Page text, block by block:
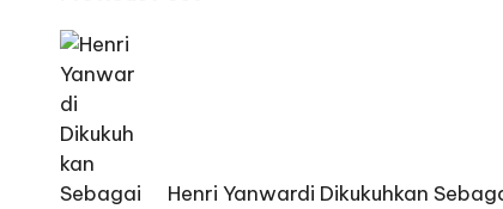
navigation
Henri Yanwardi Dikukuhkan